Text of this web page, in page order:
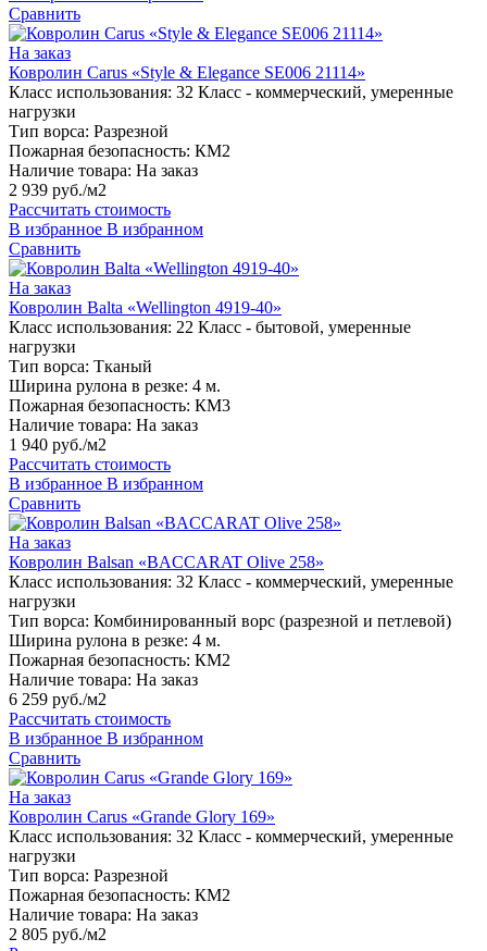
Сравнить
На заказ
Ковролин Carus «Style & Elegance SE006 21114»
Класс использования: 32 Класс - коммерческий, умеренные
нагрузки
Тип ворса: Разрезной
Пожарная безопасность: КМ2
Наличие товара: На заказ
2 939 руб./м2
Рассчитать стоимость
В избранное В избранном
Сравнить
На заказ
Ковролин Balta «Wellington 4919-40»
Класс использования: 22 Класс - бытовой, умеренные
нагрузки
Тип ворса: Тканый
Ширина рулона в резке: 4 м.
Пожарная безопасность: КМ3
Наличие товара: На заказ
1 940 руб./м2
Рассчитать стоимость
В избранное В избранном
Сравнить
На заказ
Ковролин Balsan «BACCARAT Olive 258»
Класс использования: 32 Класс - коммерческий, умеренные
нагрузки
Тип ворса: Комбинированный ворс (разрезной и петлевой)
Ширина рулона в резке: 4 м.
Пожарная безопасность: КМ2
Наличие товара: На заказ
6 259 руб./м2
Рассчитать стоимость
В избранное В избранном
Сравнить
На заказ
Ковролин Carus «Grande Glory 169»
Класс использования: 32 Класс - коммерческий, умеренные
нагрузки
Тип ворса: Разрезной
Пожарная безопасность: КМ2
Наличие товара: На заказ
2 805 руб./м2